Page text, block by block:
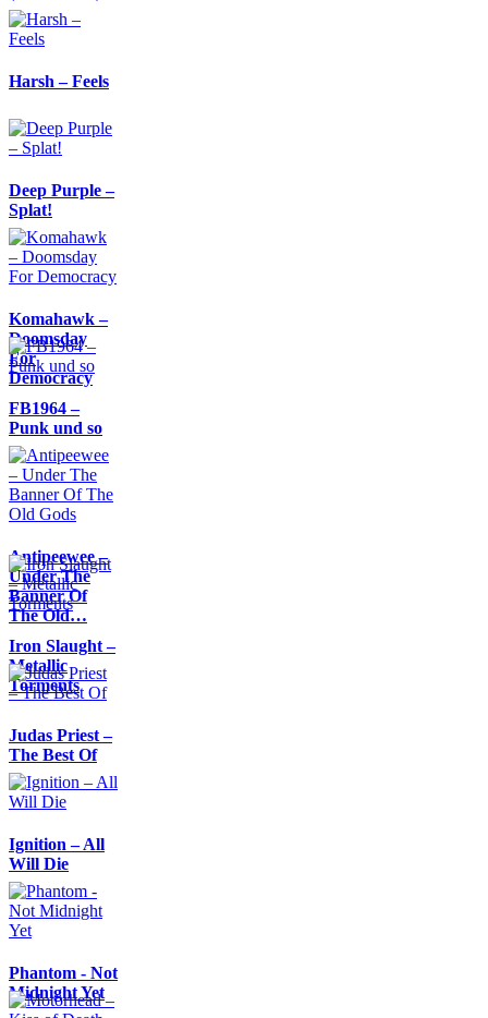
Harsh – Feels
Deep Purple –
Splat!
Komahawk –
Doomsday
For
Democracy
FB1964 –
Punk und so
Antipeewee –
Under The
Banner Of
The Old…
Iron Slaught –
Metallic
Torments
Judas Priest –
The Best Of
Ignition – All
Will Die
Phantom - Not
Midnight Yet